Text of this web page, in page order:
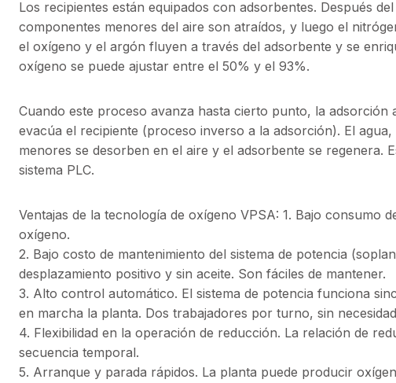
Los recipientes están equipados con adsorbentes. Después
componentes menores del aire son atraídos, y luego el
el oxígeno y el argón fluyen a través del adsorbente y se
oxígeno se puede ajustar entre el 50% y el 93%.
Cuando este proceso avanza hasta cierto punto, la
evacúa el recipiente (proceso inverso a la adsorción). El
menores se desorben en el aire y el adsorbente se regenera.
sistema PLC.
Ventajas de la tecnología de oxígeno VPSA: 1. Bajo
oxígeno.
2. Bajo costo de mantenimiento del sistema de potencia
desplazamiento positivo y sin aceite. Son fáciles de mantener.
3. Alto control automático. El sistema de potencia funciona
en marcha la planta. Dos trabajadores por turno, sin
4. Flexibilidad en la operación de reducción. La relación de
secuencia temporal.
5. Arranque y parada rápidos. La planta puede producir